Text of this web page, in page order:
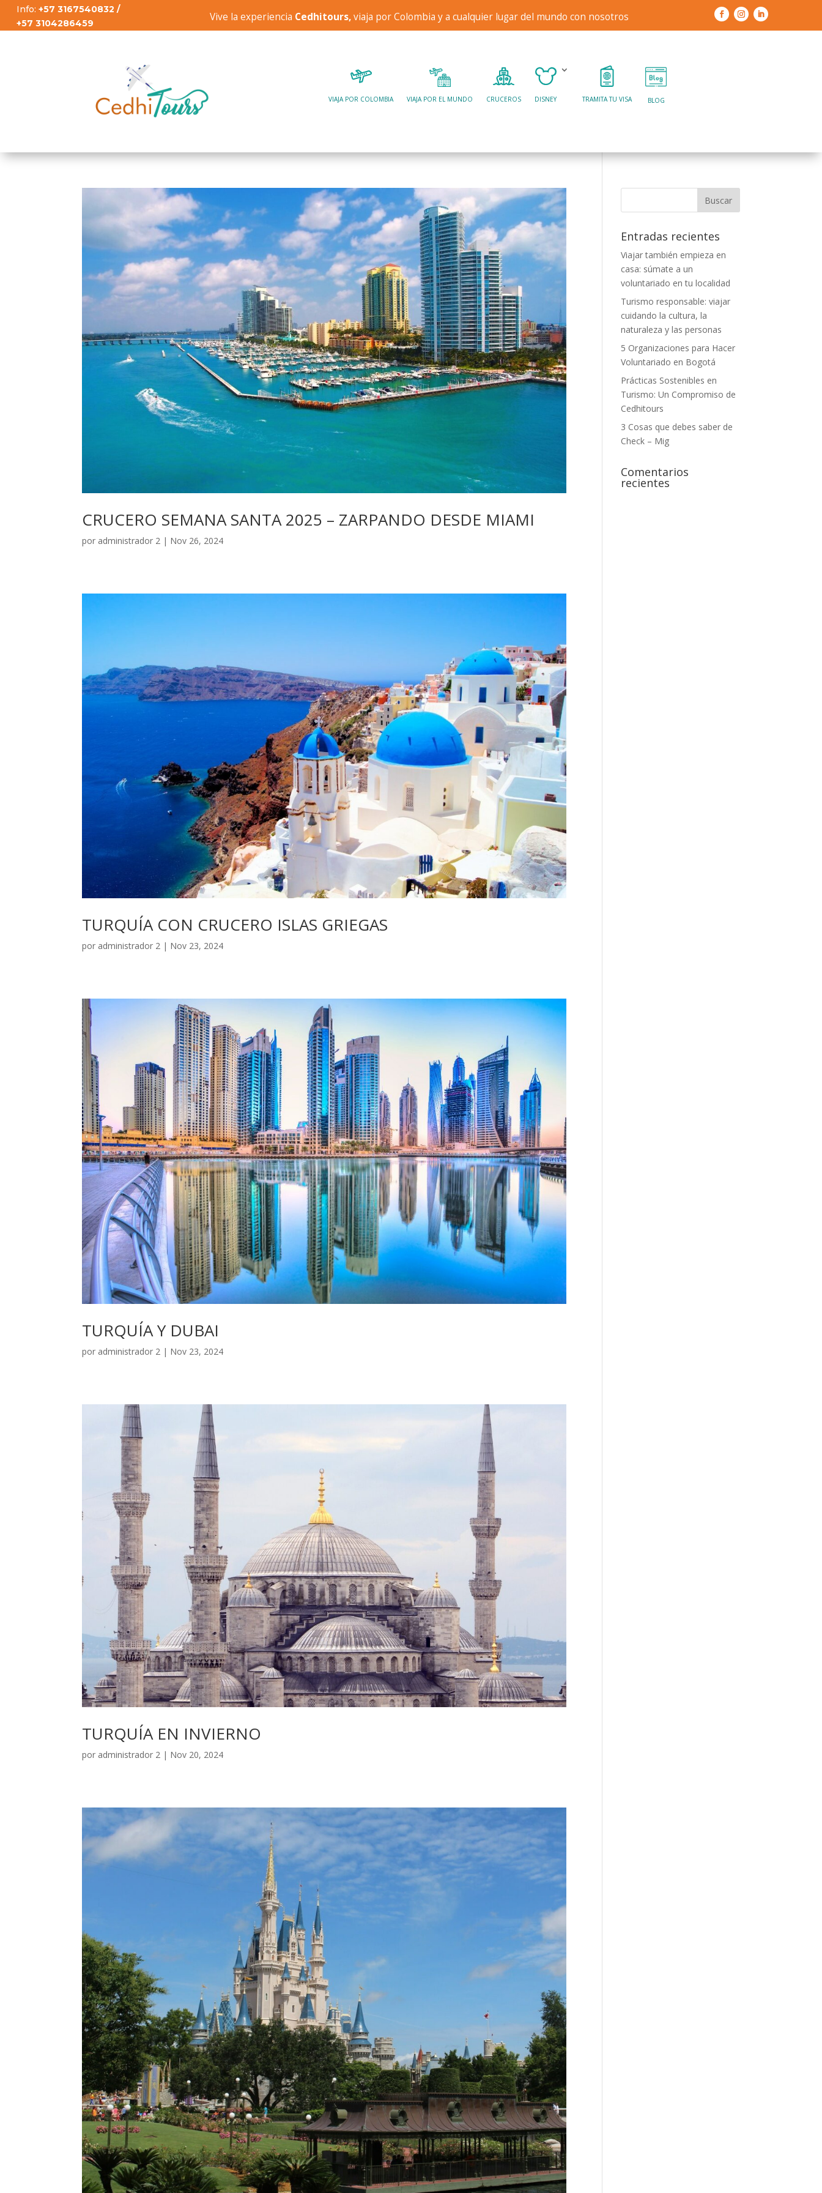
Info: +57 3167540832 /
+57 3104286459
Vive la experiencia Cedhitours,viaja por Colombia y a cualquier lugar del mundo con nosotros
VIAJA POR COLOMBIA VIAJA POR EL MUNDO CRUCEROS DISNEY TRAMITA TU VISA BLOG
CRUCERO SEMANA SANTA 2025 – ZARPANDO DESDE MIAMI
por administrador 2 | Nov 26, 2024
TURQUÍA CON CRUCERO ISLAS GRIEGAS
por administrador 2 | Nov 23, 2024
TURQUÍA Y DUBAI
por administrador 2 | Nov 23, 2024
TURQUÍA EN INVIERNO
por administrador 2 | Nov 20, 2024
Entradas recientes
Viajar también empieza en
casa: súmate a un
voluntariado en tu localidad
Turismo responsable: viajar
cuidando la cultura, la
naturaleza y las personas
5 Organizaciones para Hacer
Voluntariado en Bogotá
Prácticas Sostenibles en
Turismo: Un Compromiso de
Cedhitours
3 Cosas que debes saber de
Check – Mig
Comentarios
recientes